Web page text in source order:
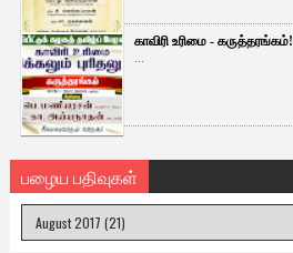
காவிரி உரிமை - கருத்தரங்கம்!
...
பழைய பதிவுகள்